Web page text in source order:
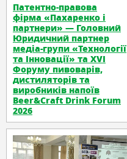
Патентно-правова
фірма «Пахаренко і
партнери» — Головний
Юридичний партнер
медіа-групи «Технології
та Інновації» та XVІ
Форуму пивоварів,
дистиляторів та
виробників напоїв
Beer&Craft Drink Forum
2026